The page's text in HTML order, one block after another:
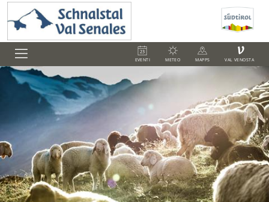
EVENTI METEO MAPPS
V
VAL VENOSTA